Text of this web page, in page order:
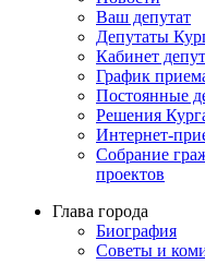
Ваш депутат
Депутаты
Кабинет
График
Постоянные
Решения
Интернет-
Собрание
проектов
Глава города
Биография
Советы и